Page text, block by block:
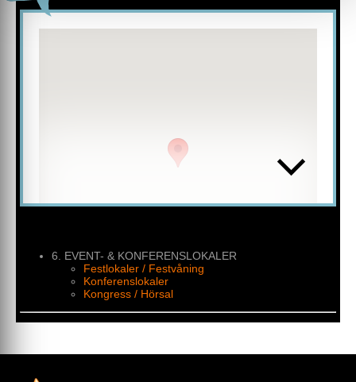
nå fram med ditt budskap eller fira din högtidsdag högt
över Söders höjder. Med vackra historiska lokaler,
vidunderlig utsikt och två restauranger kan vi
skräddarsy ditt event, efter dina behov. Eftersom vi
vår ordinarie verksamhet så har vi ljud- och
typer av arrangemang. Från styrelsemöte eller
internationell konferens till spektakulär modevisning
eller storslagen fest i sekelskiftesmiljö.
Eventproducenterna bistår med projektledning,
6. EVENT- & KONFERENSLOKALER
Festlokaler / Festvåning
Konferenslokaler
Kongress / Hörsal